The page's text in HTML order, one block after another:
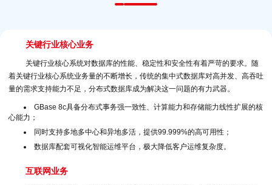
关键行业核心业务
关键行业核心系统对数据库的性能、稳定性和安全性有着严苛的要求。随
着关键行业核心系统业务量的不断增长，传统的集中式数据库对高并发、高吞吐
量的需求支持能力不足，分布式数据库成为解决这一问题的有力武器。
GBase 8c具备分布式事务强一致性、计算能力和存储能力线性扩展的核
心能力；
同时支持多地多中心和异地多活，提供99.999%的高可用性；
数据库配套可视化智能运维平台，极大降低客户运维复杂度。
互联网业务